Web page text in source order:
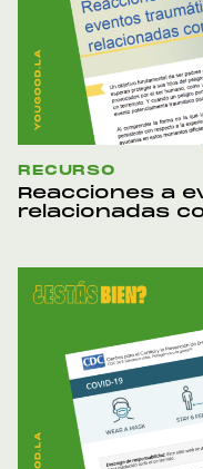
RECURSO
Reacciones a
relacionadas